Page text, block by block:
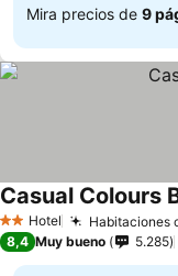
Mira precios de 9
2 Estrellas
Hotel Habitaciones
Casual Colours
8,4 Muy bueno 5.285